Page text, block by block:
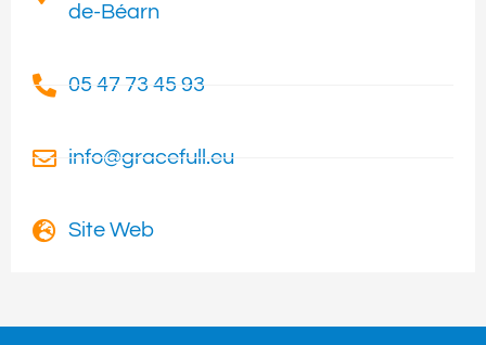
de-Béarn
05 47 73 45 93
info@gracefull.eu
Site Web